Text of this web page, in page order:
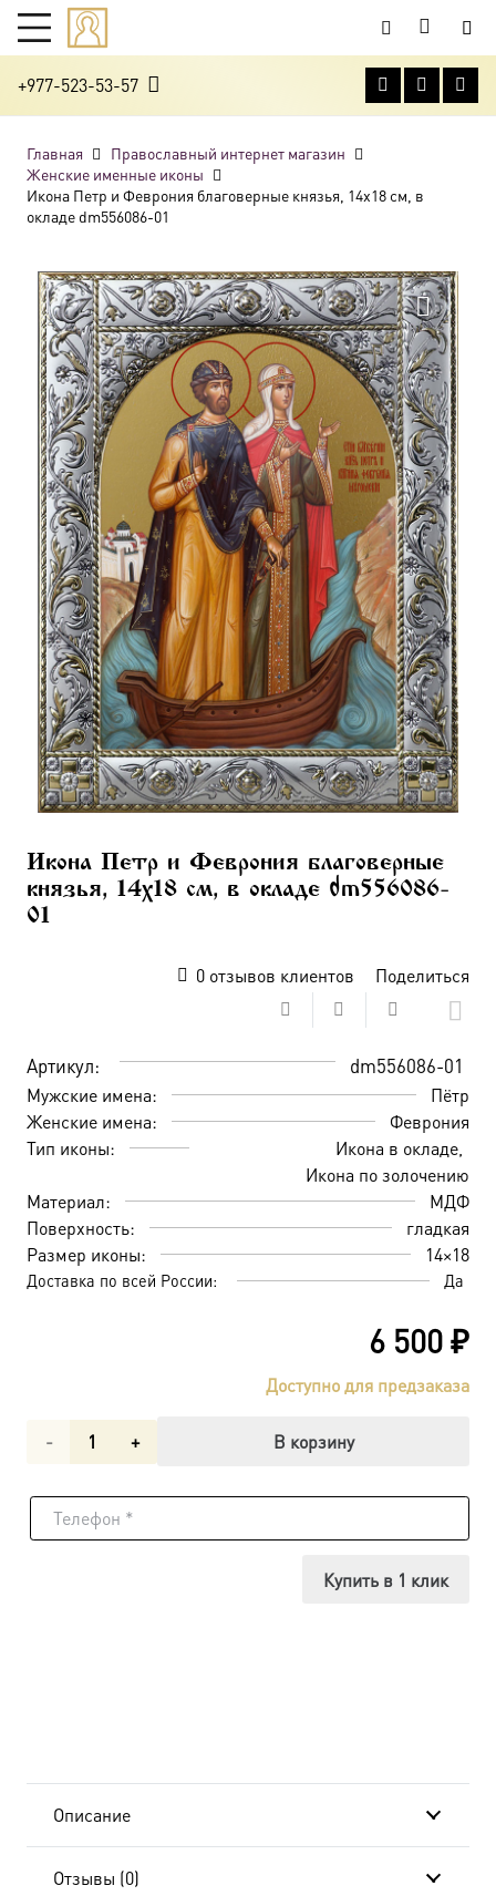
+977-523-53-57
Главная
Православный интернет магазин
Женские именные иконы
Икона Петр и Феврония благоверные князья, 14х18 см, в
окладе dm556086-01
Икона Петр и Феврония благоверные
князья, 14х18 см, в окладе dm556086-
01
0отзывов клиентов Поделиться
Артикул: dm556086-01
Мужские имена:
Пётр
Женские имена:
Феврония
Тип иконы:
Икона в окладе
Икона по золочению
Материал:
МДФ
Поверхность:
гладкая
Размер иконы:
14×18
Доставка по всей России: Да
6 500₽
Доступно для предзаказа
Количество
Икона
окладе
В корзину
Купить в 1 клик
Описание
Отзывы (0)